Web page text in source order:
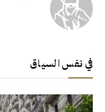
في نفس السياق